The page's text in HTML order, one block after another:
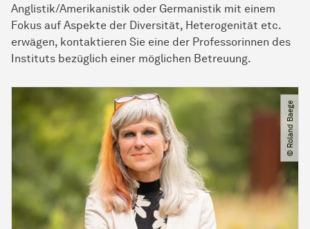
Anglistik/Amerikanistik oder Germanistik mit einem
Fokus auf Aspekte der Diversität, Heterogenität etc.
erwägen, kontaktieren Sie eine der Professorinnen des
Instituts bezüglich einer möglichen Betreuung.
© Roland Baege